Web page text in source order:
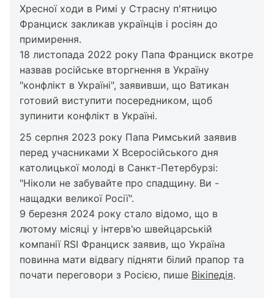
Хресної ходи в Римі у Страсну п'ятницю
Франциск закликав українців і росіян до
примирення.
18 листопада 2022 року Папа Франциск вкотре
назвав російське вторгнення в Україну
"конфлікт в Україні", заявивши, що Ватикан
готовий виступити посередником, щоб
зупинити конфлікт в Україні.
25 серпня 2023 року Папа Римський заявив
перед учасниками Х Всеросійського дня
католицької молоді в Санкт-Петербурзі:
"Ніколи не забувайте про спадщину. Ви -
нащадки великої Росії".
9 березня 2024 року стало відомо, що в
лютому місяці у інтерв'ю швейцарській
компанії RSI Франциск заявив, що Україна
повинна мати відвагу підняти білий прапор та
почати переговори з Росією, пише Вікіпедія.